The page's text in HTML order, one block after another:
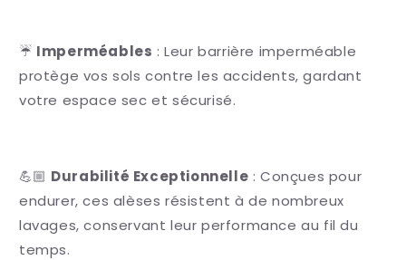
☔️ Imperméables : Leur barrière imperméable
protège vos sols contre les accidents, gardant
votre espace sec et sécurisé.
💪🏼 Durabilité Exceptionnelle : Conçues pour
endurer, ces alèses résistent à de nombreux
lavages, conservant leur performance au fil du
temps.